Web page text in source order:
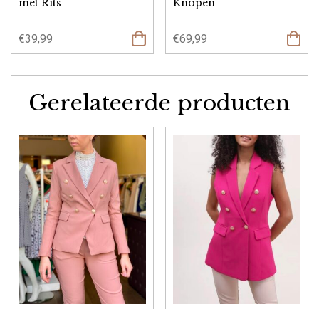
met Rits
€39,99
Knopen
€69,99
Gerelateerde producten